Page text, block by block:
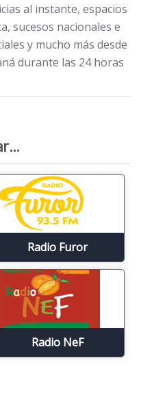
al instante, espacios
sucesos nacionales e
y mucho más desde
durante las 24 horas
Radio Furor
Radio NeF